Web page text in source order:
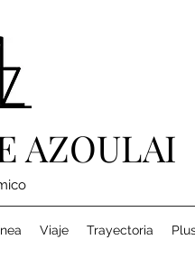
AZOULAI
Viaje Trayectoria